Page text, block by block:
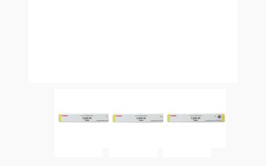
KLÁVESNICE A MYŠI
DOMÁCNOST